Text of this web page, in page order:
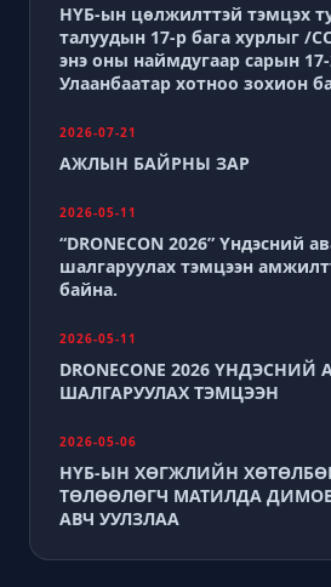
НҮБ-ын цөлжилттэй тэмцэх
талуудын 17-р бага хурлыг /
энэ оны наймдугаар сарын
Улаанбаатар хотноо зохион
2026-07-21
АЖЛЫН БАЙРНЫ ЗАР
2026-05-11
“DRONECON 2026” Үндэсний
шалгаруулах тэмцээн
байна.
2026-05-11
DRONECONE 2026 ҮНДЭСНИЙ
ШАЛГАРУУЛАХ ТЭМЦЭЭН
2026-05-06
НҮБ-ЫН ХӨГЖЛИЙН
ТӨЛӨӨЛӨГЧ МАТИЛДА
АВЧ УУЛЗЛАА